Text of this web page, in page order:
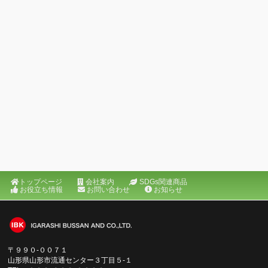
トップページ 会社案内
SDGs関連商品
お役立ち情報
お問い合わせ お知らせ
〒９９０‐００７１
山形県山形市流通センター３丁目５‐１